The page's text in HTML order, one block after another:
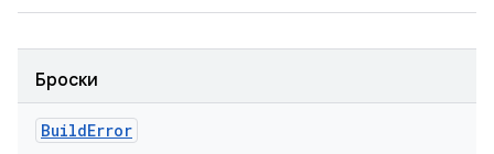
Броски
BuildError